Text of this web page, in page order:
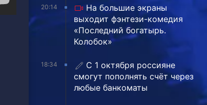
20:14
На большие экраны
выходит фэнтези-комедия
«Последний богатырь.
Колобок»
18:34
С 1 октября россияне
смогут пополнять счёт через
любые банкоматы